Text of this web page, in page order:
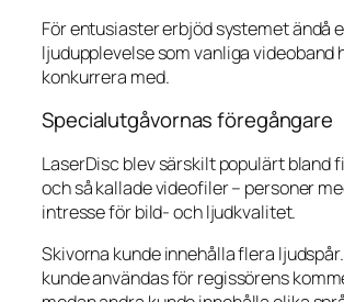
För entusiaster erbjöd systemet ändå
ljudupplevelse som vanliga videoband
konkurrera med.
Specialutgåvornas föregångare
LaserDisc blev särskilt populärt bland
och så kallade videofiler – personer
intresse för bild- och ljudkvalitet.
Skivorna kunde innehålla flera
kunde användas för regissörens